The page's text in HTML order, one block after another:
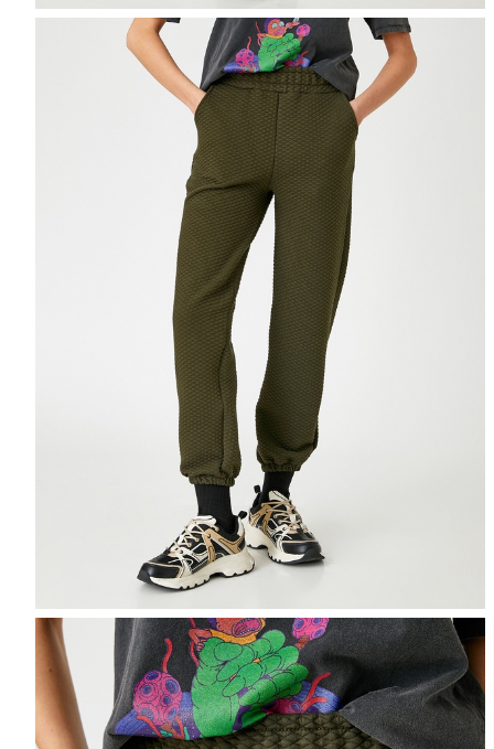
Puteți ajunge
Selecteaza țara
Informațiile despre starea
Tabel de mărimi